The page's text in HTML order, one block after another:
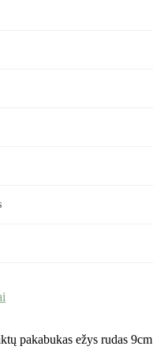
pakabukas ežys rudas 9cm